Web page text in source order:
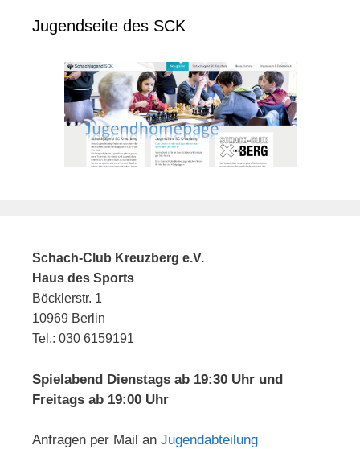
Jugendseite des SCK
Schach-Club Kreuzberg e.V.
Haus des Sports
Böcklerstr. 1
10969 Berlin
Tel.: 030 6159191
Spielabend Dienstags ab 19:30 Uhr und
Freitags ab 19:00 Uhr
Anfragen per Mail an Jugendabteilung